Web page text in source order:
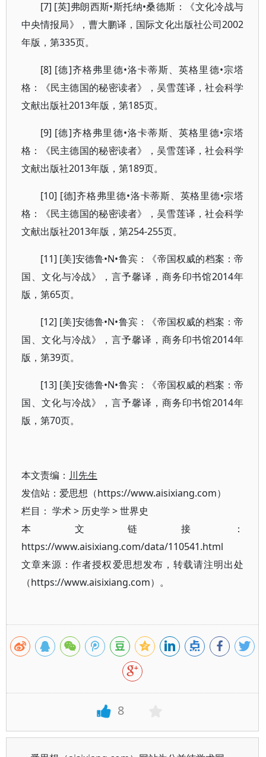
[7] [英]弗朗西斯•斯托纳•桑德斯：《文化冷战与
中央情报局》，曹大鹏译，国际文化出版社公司2002
年版，第335页。
[8] [德]齐格弗里德•洛卡蒂斯、英格里德•宗塔
格：《民主德国的秘密读者》，吴雪莲译，社会科学
文献出版社2013年版，第185页。
[9] [德]齐格弗里德•洛卡蒂斯、英格里德•宗塔
格：《民主德国的秘密读者》，吴雪莲译，社会科学
文献出版社2013年版，第189页。
[10] [德]齐格弗里德•洛卡蒂斯、英格里德•宗塔
格：《民主德国的秘密读者》，吴雪莲译，社会科学
文献出版社2013年版，第254-255页。
[11] [美]安德鲁•N•鲁宾：《帝国权威的档案：帝
国、文化与冷战》，言予馨译，商务印书馆2014年
版，第65页。
[12] [美]安德鲁•N•鲁宾：《帝国权威的档案：帝
国、文化与冷战》，言予馨译，商务印书馆2014年
版，第39页。
[13] [美]安德鲁•N•鲁宾：《帝国权威的档案：帝
国、文化与冷战》，言予馨译，商务印书馆2014年
版，第70页。
本文责编： 川先生
发信站：爱思想（https://www.aisixiang.com）
栏目： 学术> 历史学 >世界史
本文链接：
https://www.aisixiang.com/data/110541.html
文章来源：作者授权爱思想发布，转载请注明出处
（https://www.aisixiang.com）。
8